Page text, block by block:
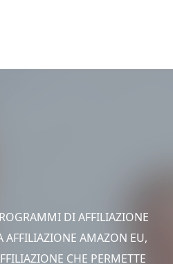
DI AFFILIAZIONE
AFFILIAZIONE AMAZON EU,
CHE PERMETTE